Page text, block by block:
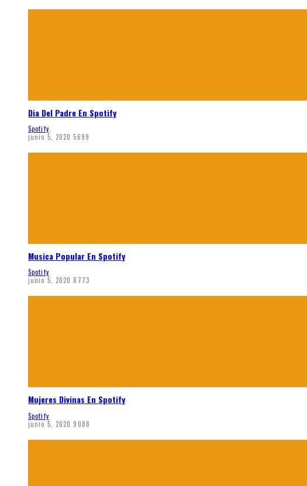
Dia Del Padre En Spotify
Spotify
junio 5, 2020 5699
Musica Popular En Spotify
Spotify
junio 5, 2020 8773
Mujeres Divinas En Spotify
Spotify
junio 5, 2020 9088